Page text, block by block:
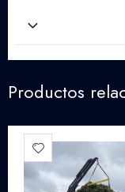
Productos